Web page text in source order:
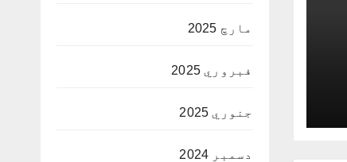
مارچ 2025
فبروري 2025
جنوري 2025
دسمبر 2024